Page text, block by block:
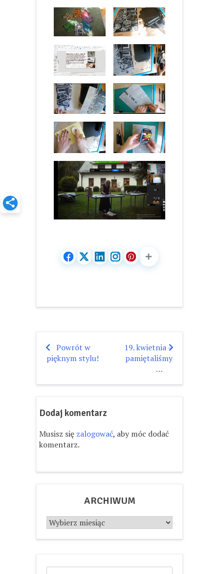
Nawigacja
Powrót w
pięknym stylu!
19. kwietnia –
pamiętaliśmy
…
Dodaj komentarz
Musisz się zalogować, aby móc dodać
komentarz.
ARCHIWUM
Archiwum
Szukaj: